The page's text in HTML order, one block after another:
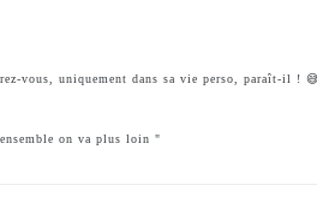
vous, uniquement dans sa vie perso, paraît-il !
on va plus loin "